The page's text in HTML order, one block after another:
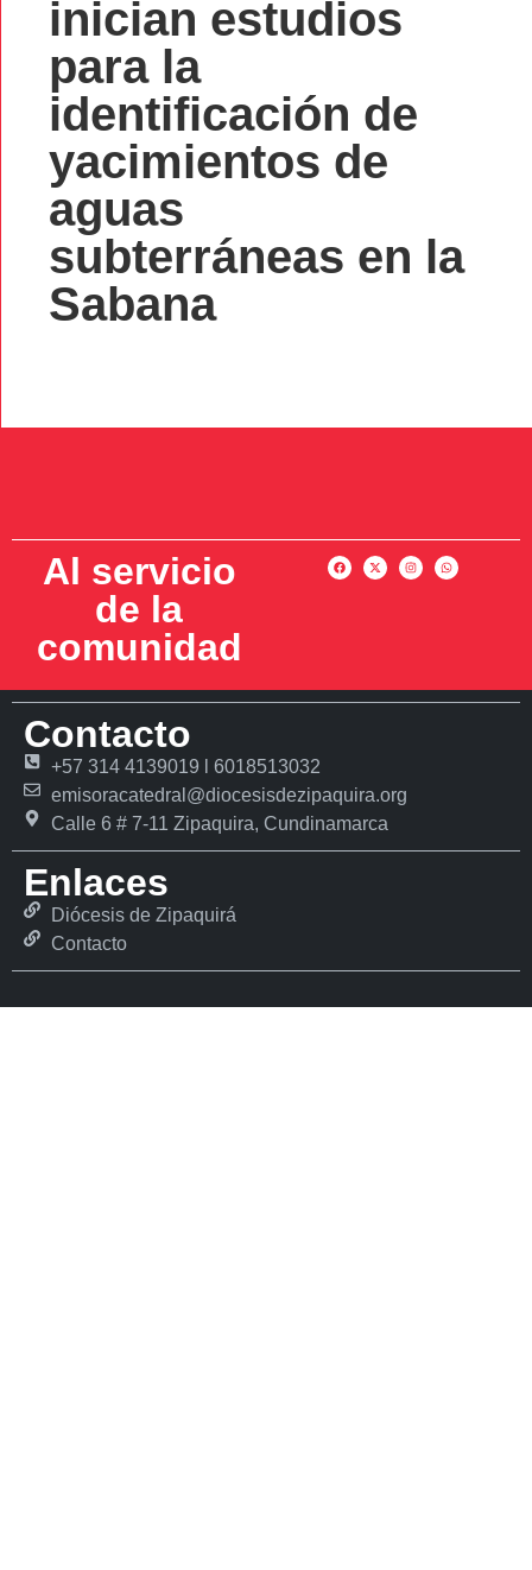
inician estudios
para la
identificación de
yacimientos de
aguas
subterráneas en la
Sabana
Al servicio
de la
comunidad
Contacto
+57 314 4139019 l 6018513032
emisoracatedral@diocesisdezipaquira.org
Calle 6 # 7-11 Zipaquira, Cundinamarca
Enlaces
Diócesis de Zipaquirá
Contacto